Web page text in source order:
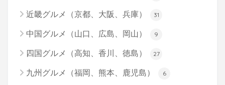
近畿グルメ（京都、大阪、兵庫） 31
中国グルメ（山口、広島、岡山） 9
四国グルメ（高知、香川、徳島） 27
九州グルメ（福岡、熊本、鹿児島） 6